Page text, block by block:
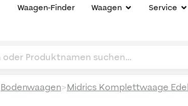
Waagen-Finder Waagen Service
Bodenwaagen>Midrics Komplettwaage